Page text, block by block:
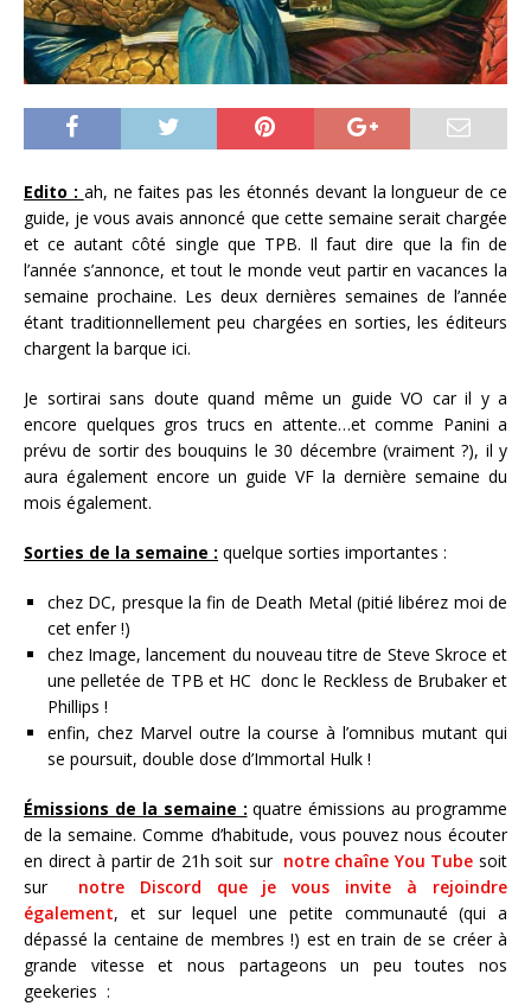
Edito : ah, ne faites pas les étonnés devant la longueur de ce
guide, je vous avais annoncé que cette semaine serait chargée
et ce autant côté single que TPB. Il faut dire que la fin de
l’année s’annonce, et tout le monde veut partir en vacances la
semaine prochaine. Les deux dernières semaines de l’année
étant traditionnellement peu chargées en sorties, les éditeurs
chargent la barque ici.
Je sortirai sans doute quand même un guide VO car il y a
encore quelques gros trucs en attente…et comme Panini a
prévu de sortir des bouquins le 30 décembre (vraiment ?), il y
aura également encore un guide VF la dernière semaine du
mois également.
Sorties de la semaine : quelque sorties importantes :
chez DC, presque la fin de Death Metal (pitié libérez moi de
cet enfer !)
chez Image, lancement du nouveau titre de Steve Skroce et
une pelletée de TPB et HC donc le Reckless de Brubaker et
Phillips !
enfin, chez Marvel outre la course à l’omnibus mutant qui
se poursuit, double dose d’Immortal Hulk !
Émissions de la semaine : quatre émissions au programme
de la semaine. Comme d’habitude, vous pouvez nous écouter
en direct à partir de 21h soit sur notre chaîne You Tube soit
sur
notre Discord que je vous invite à rejoindre
également, et sur lequel une petite communauté (qui a
dépassé la centaine de membres !) est en train de se créer à
grande vitesse et nous partageons un peu toutes nos
geekeries :